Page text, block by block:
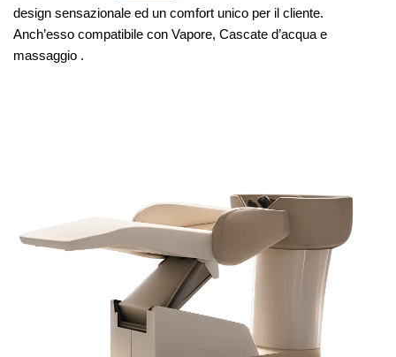
design sensazionale ed un comfort unico per il cliente.
Anch’esso compatibile con Vapore, Cascate d’acqua e
massaggio .